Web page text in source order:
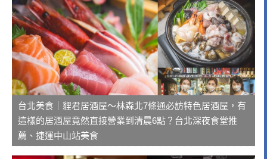
台北美食｜貍君居酒屋～林森北7條通必訪特色居酒屋，有
這樣的居酒屋竟然直接營業到清晨6點？台北深夜食堂推
薦、捷運中山站美食